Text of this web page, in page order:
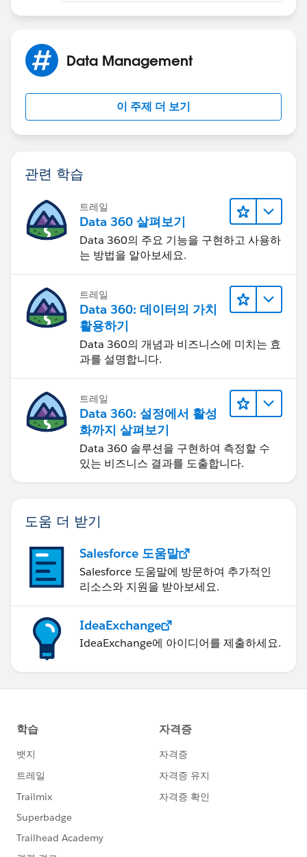
Data Management
이 주제 더 보기
관련 학습
트레일
Data 360 살펴보기
Data 360의 주요 기능을 구현하고 사용하
는 방법을 알아보세요.
트레일
Data 360: 데이터의 가치
활용하기
Data 360의 개념과 비즈니스에 미치는 효
과를 설명합니다.
트레일
Data 360: 설정에서 활성
화까지 살펴보기
Data 360 솔루션을 구현하여 측정할 수
있는 비즈니스 결과를 도출합니다.
도움 더 받기
Salesforce 도움말
Salesforce 도움말에 방문하여 추가적인
리소스와 지원을 받아보세요.
IdeaExchange
IdeaExchange에 아이디어를 제출하세요.